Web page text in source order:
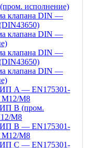
исполнение)
клапана DIN —
клапана DIN —
клапана DIN —
клапана DIN —
A — EN175301-
M12/M8
B (пром.
M8
B — EN175301-
M12/M8
C — EN175301-